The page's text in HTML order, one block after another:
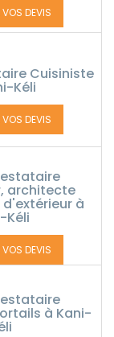
DEVIS
Cuisiniste
Kéli
DEVIS
architecte
à
Kéli
DEVIS
à Kani-